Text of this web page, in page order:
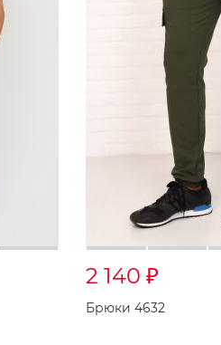
2 140 ₽
Брюки 4632